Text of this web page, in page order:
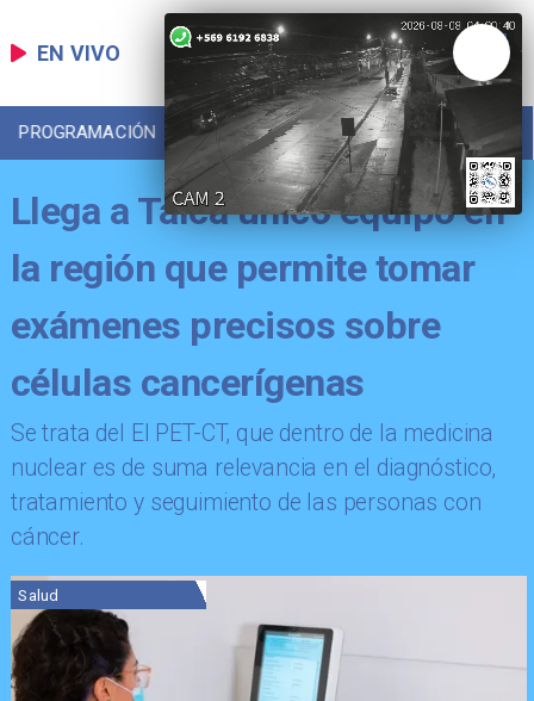
EN VIVO
PROGRAMACIÓN LOCAL DEPORTES
Llega a Talca único equipo en
la región que permite tomar
exámenes precisos sobre
células cancerígenas
Se trata del El PET-CT, que dentro de la medicina
nuclear es de suma relevancia en el diagnóstico,
tratamiento y seguimiento de las personas con
cáncer.
Salud